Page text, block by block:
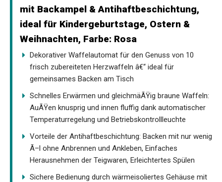
mit Backampel & Antihaftbeschichtung,
ideal für Kindergeburtstage, Ostern &
Weihnachten, Farbe: Rosa
Dekorativer Waffelautomat für den Genuss von 10
frisch zubereiteten Herzwaffeln â€“ ideal für
gemeinsames Backen am Tisch
Schnelles Erwärmen und gleichmäÃŸig braune Waffeln:
AuÃŸen knusprig und innen fluffig dank automatischer
Temperaturregelung und Betriebskontrollleuchte
Vorteile der Antihaftbeschichtung: Backen mit nur wenig
Ã–l ohne Anbrennen und Ankleben, Einfaches
Herausnehmen der Teigwaren, Erleichtertes Spülen
Sichere Bedienung durch wärmeisoliertes Gehäuse mit